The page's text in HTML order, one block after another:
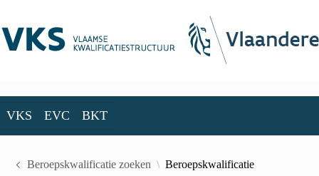
VKS EVC BKT
Beroepskwalificatie zoeken Beroepskwalificatie